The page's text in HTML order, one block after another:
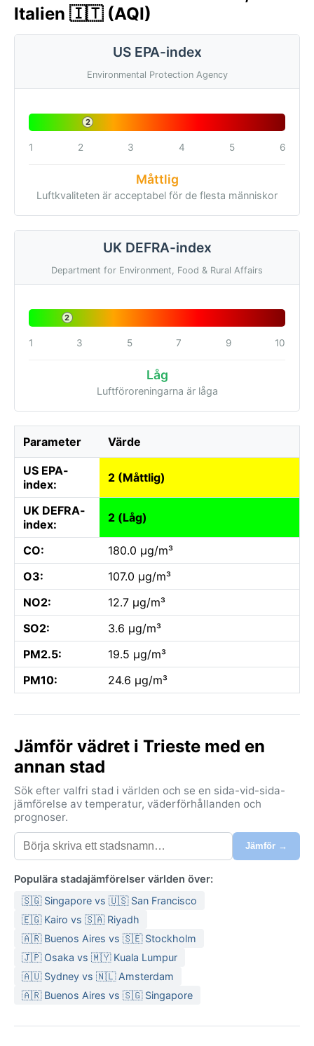
Italien 🇮🇹 (AQI)
US EPA-index
Environmental Protection Agency
2
1 2 3 4 5 6
Måttlig
Luftkvaliteten är acceptabel för de flesta människor
UK DEFRA-index
Department for Environment, Food & Rural Affairs
2
1 3 5 7 9 10
Låg
Luftföroreningarna är låga
Parameter Värde
US EPA-
index:
2 (Måttlig)
UK DEFRA-
index:
2 (Låg)
CO:
180.0 µg/m³
O3:
107.0 µg/m³
NO2:
12.7 µg/m³
SO2:
3.6 µg/m³
PM2.5:
19.5 µg/m³
PM10:
24.6 µg/m³
Jämför vädret i Trieste med en
annan stad
Sök efter valfri stad i världen och se en sida-vid-sida-
jämförelse av temperatur, väderförhållanden och
prognoser.
Jämför →
Populära stadajämförelser världen över:
🇸🇬 Singapore vs 🇺🇸 San Francisco
🇪🇬 Kairo vs 🇸🇦 Riyadh
🇦🇷 Buenos Aires vs 🇸🇪 Stockholm
🇯🇵 Osaka vs 🇲🇾 Kuala Lumpur
🇦🇺 Sydney vs 🇳🇱 Amsterdam
🇦🇷 Buenos Aires vs 🇸🇬 Singapore